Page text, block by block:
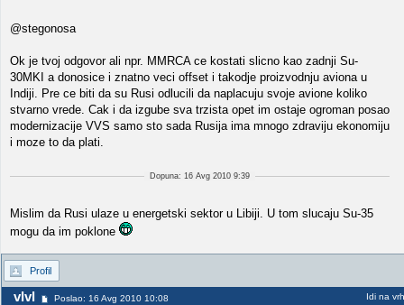
@stegonosa
Ok je tvoj odgovor ali npr. MMRCA ce kostati slicno kao zadnji Su-
30MKI a donosice i znatno veci offset i takodje proizvodnju aviona u
Indiji. Pre ce biti da su Rusi odlucili da naplacuju svoje avione koliko
stvarno vrede. Cak i da izgube sva trzista opet im ostaje ogroman posao
modernizacije VVS samo sto sada Rusija ima mnogo zdraviju ekonomiju
i moze to da plati.
Dopuna: 16 Avg 2010 9:39
Mislim da Rusi ulaze u energetski sektor u Libiji. U tom slucaju Su-35
mogu da im poklone
Profil
vlvl Poslao: 16 Avg 2010 10:08 Idi na vrh